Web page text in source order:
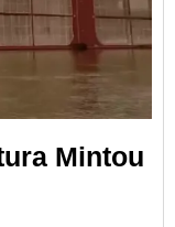
Mintou